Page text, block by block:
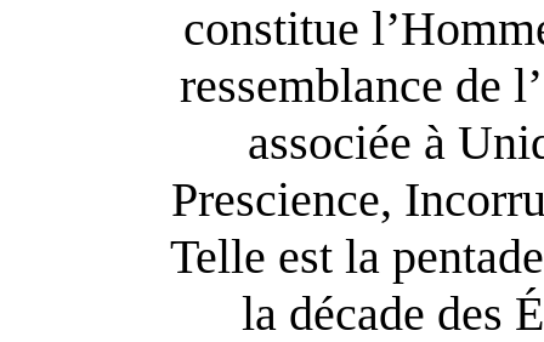
constitue
ressemblance de
associée à
Prescience,
Telle est la
la décade des